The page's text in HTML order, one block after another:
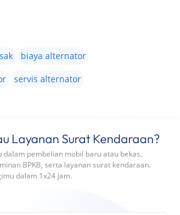
biaya alternator
servis alternator
Layanan Surat Kendaraan?
dalam pembelian mobil baru atau bekas,
BPKB, serta layanan surat kendaraan.
dalam 1x24 jam.